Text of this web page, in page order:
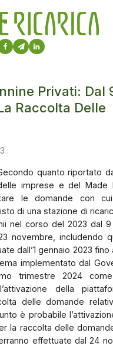
Privati: Dal
Raccolta Delle
quanto riportato
imprese e del Made
le domande con
di una stazione di
nel corso del 2023 dal
novembre, includendo
dall’1 gennaio 2023 fino
implementato dal
trimestre 2024
della
delle domande
è probabile
la raccolta delle
effettuate dal 24